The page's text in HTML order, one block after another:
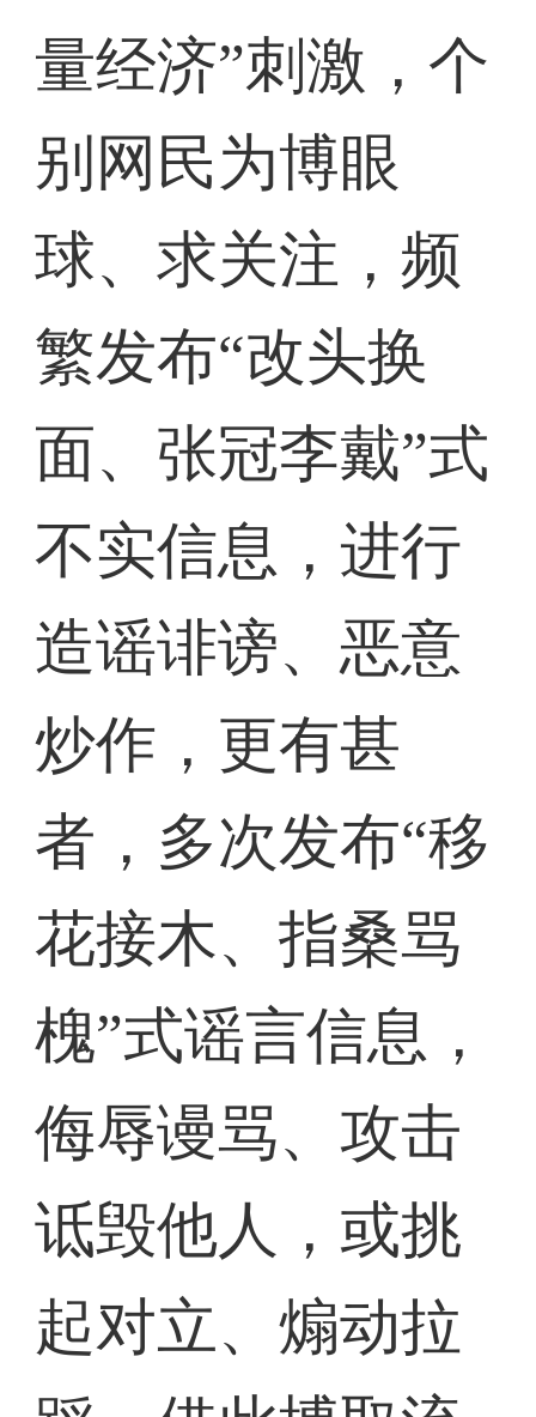
量经济”刺激，个
别网民为博眼
球、求关注，频
繁发布“改头换
面、张冠李戴”式
不实信息，进行
造谣诽谤、恶意
炒作，更有甚
者，多次发布“移
花接木、指桑骂
槐”式谣言信息，
侮辱谩骂、攻击
诋毁他人，或挑
起对立、煽动拉